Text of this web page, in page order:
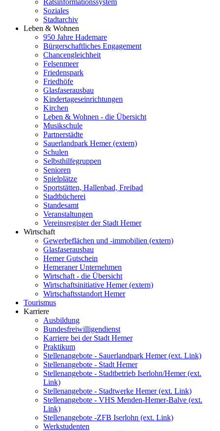
Ratsinformationssystem
Soziales
Stadtarchiv
Leben & Wohnen
950 Jahre Hademare
Bürgerschaftliches Engagement
Chancengleichheit
Felsenmeer
Friedenspark
Friedhöfe
Glasfaserausbau
Kindertageseinrichtungen
Kirchen
Leben & Wohnen - die Übersicht
Musikschule
Partnerstädte
Sauerlandpark Hemer (extern)
Schulen
Selbsthilfegruppen
Senioren
Spielplätze
Sportstätten, Hallenbad, Freibad
Stadtbücherei
Standesamt
Veranstaltungen
Vereinsregister der Stadt Hemer
Wirtschaft
Gewerbeflächen und -immobilien (extern)
Glasfaserausbau
Hemer Gutschein
Hemeraner Unternehmen
Wirtschaft - die Übersicht
Wirtschaftsinitiative Hemer (extern)
Wirtschaftsstandort Hemer
Tourismus
Karriere
Ausbildung
Bundesfreiwilligendienst
Karriere bei der Stadt Hemer
Praktikum
Stellenangebote - Sauerlandpark Hemer (ext. Link)
Stellenangebote - Stadt Hemer
Stellenangebote - Stadtbetrieb Iserlohn/Hemer (ext.
Link)
Stellenangebote - Stadtwerke Hemer (ext. Link)
Stellenangebote - VHS Menden-Hemer-Balve (ext.
Link)
Stellenangebote -ZFB Iserlohn (ext. Link)
Werkstudenten